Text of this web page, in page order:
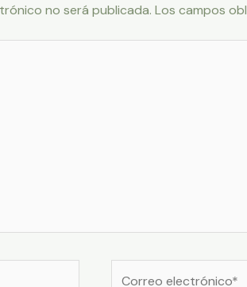
no será publicada. Los campos